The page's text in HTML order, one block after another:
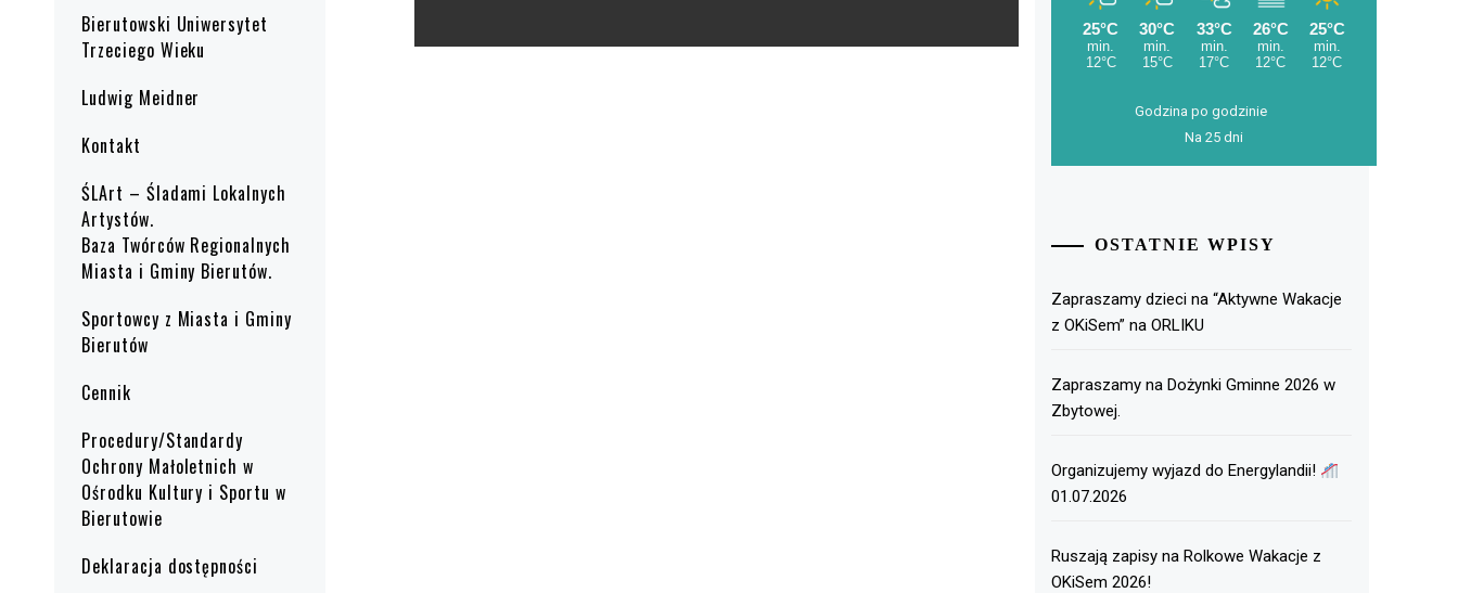
Bierutowski Uniwersytet
Trzeciego Wieku
Ludwig Meidner
Kontakt
ŚLArt – Śladami Lokalnych
Artystów.
Baza Twórców Regionalnych
Miasta i Gminy Bierutów.
Sportowcy z Miasta i Gminy
Bierutów
Cennik
Procedury/Standardy
Ochrony Małoletnich w
Ośrodku Kultury i Sportu w
Bierutowie
Deklaracja dostępności
Godzina po godzinie
Na 25 dni
OSTATNIE WPISY
Zapraszamy dzieci na “Aktywne Wakacje
z OKiSem” na ORLIKU
Zapraszamy na Dożynki Gminne 2026 w
Zbytowej.
Organizujemy wyjazd do Energylandii!
01.07.2026
Ruszają zapisy na Rolkowe Wakacje z
OKiSem 2026!